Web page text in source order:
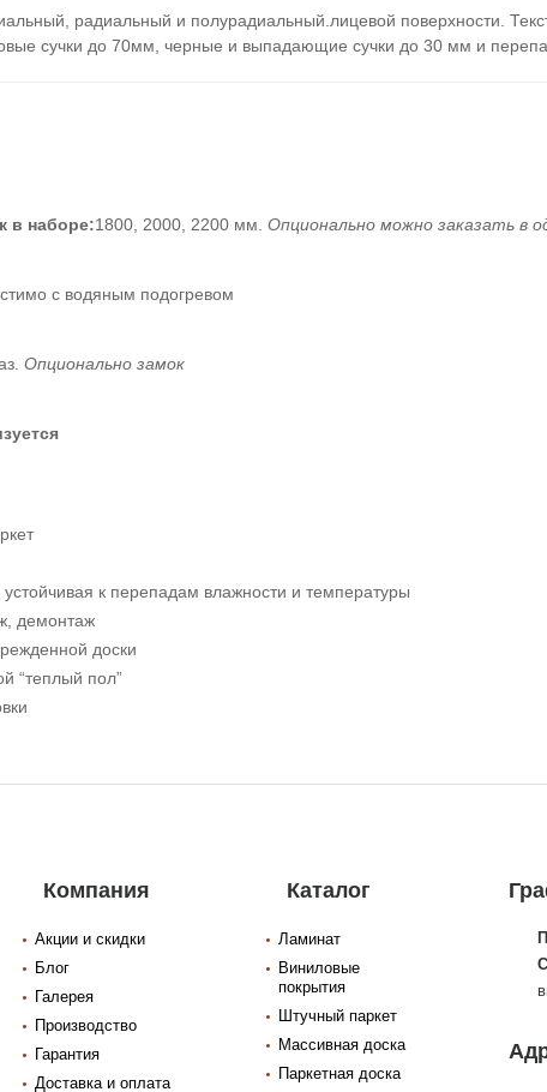
радиальный и полурадиальный.лицевой поверхности.
сучки до 70мм, черные и выпадающие сучки до 30 мм и
в наборе:1800, 2000, 2200 мм. Опционально можно заказать в
с водяным подогревом
Опционально замок
к перепадам влажности и температуры
демонтаж
доски
“теплый пол”
Компания
Акции и скидки
Блог
Галерея
Производство
Гарантия
Доставка и оплата
Каталог
Ламинат
Виниловые
покрытия
Штучный паркет
Массивная доска
Паркетная доска